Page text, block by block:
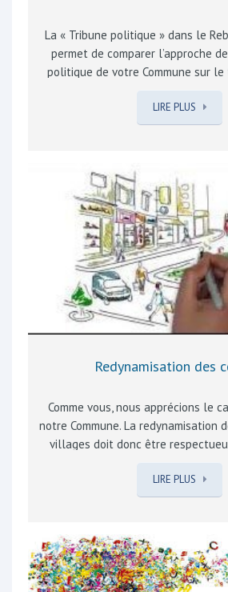
La « Tribune politique » dans le
permet de comparer l’approche
politique de votre Commune sur le
semble préférable à une
cette dernière ne vous permettant
suivante, rendant votre lecture
thèmes d’intérêt
« rebecquoise », ont été abordés.
réflexion est donc venu pour
comment vous permettre d’encore
les différents
LIRE PLUS
Redynamisation des
Comme vous, nous apprécions le
notre Commune. La redynamisation
villages doit donc être
attentive aux nuisances
mobilité. Cette redynamisation
loisirs. La dynamique économique se
nos commerçants et artisans
talents et énergies et travailler
LIRE PLUS